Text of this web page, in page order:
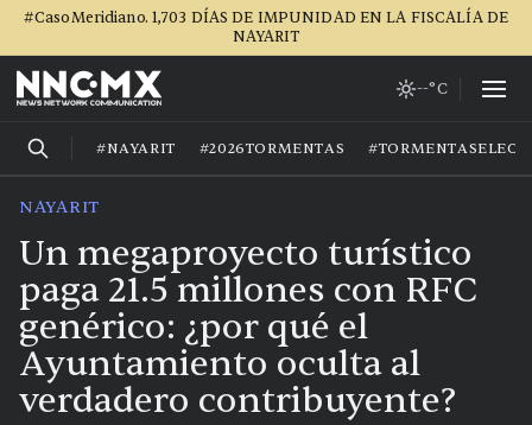
#CasoMeridiano. 1,703 DÍAS DE IMPUNIDAD EN LA FISCALÍA DE
NAYARIT
--°C
#NAYARIT #2026TORMENTAS
NAYARIT
Un megaproyecto turístico
paga 21.5 millones con RFC
genérico: ¿por qué el
Ayuntamiento oculta al
verdadero contribuyente?